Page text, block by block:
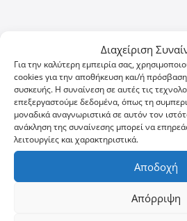
Διαχείριση
Για την καλύτερη εμπειρία σας,
cookies για την αποθήκευση και/ή
συσκευής. Η συναίνεση σε αυτές τις
επεξεργαστούμε δεδομένα, όπως τη
μοναδικά αναγνωριστικά σε αυτόν τον
ανάκληση της συναίνεσης μπορεί να
λειτουργίες και χαρακτηριστικά.
Αποδοχή
Απόρριψη
Bar+
Το πιοεπαναστατικό
μπαρών φόρτωσης 2-σε-1,
άμεσα από μπάρες φόρτωσης
κουπαστές — σχεδιασμένο
επαγγελματίες όσο και για
υλικά